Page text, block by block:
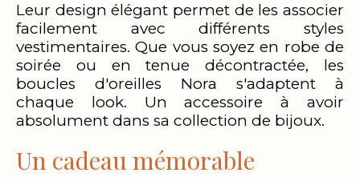
Leur design élégant permet de les associer
facilement avec différents styles
vestimentaires. Que vous soyez en robe de
soirée ou en tenue décontractée, les
boucles d'oreilles Nora s'adaptent à
chaque look. Un accessoire à avoir
absolument dans sa collection de bijoux.
Un cadeau mémorable